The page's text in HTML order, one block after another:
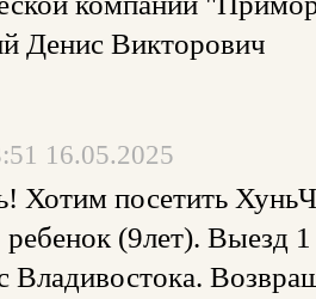
Денис Викторович
16.05.2025
Хотим посетить
(9лет). Выезд
Владивостока.